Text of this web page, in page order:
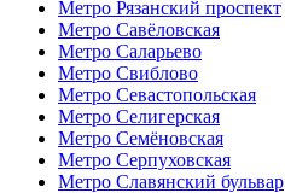
Метро Рязанский проспект
Метро Савёловская
Метро Саларьево
Метро Свиблово
Метро Севастопольская
Метро Селигерская
Метро Семёновская
Метро Серпуховская
Метро Славянский бульвар